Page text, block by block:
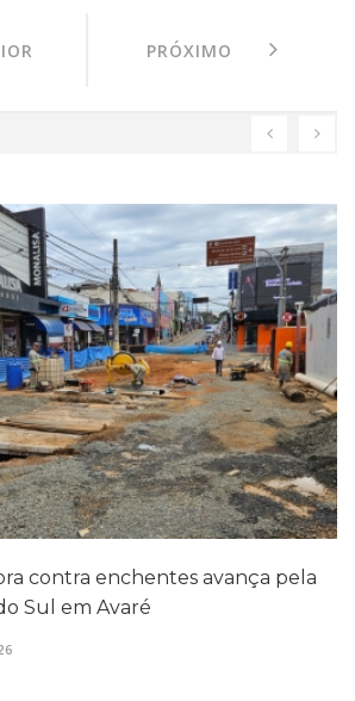
PRÓXIMO
contra enchentes avança pela
Sul em Avaré